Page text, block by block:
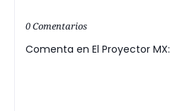
0 Comentarios
Comenta en El Proyector MX: